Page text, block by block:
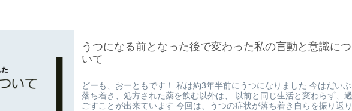
うつになる前となった後で変わった私の言動と意識につ
いて
どーも、おーともです！ 私は約3年半前にうつになりました 今はだいぶ
落ち着き、処方された薬を飲む以外は、 以前と同じ生活と変わらず、過
ごすことが出来ています 今回は、うつの症状が落ち着き自らを振り返り